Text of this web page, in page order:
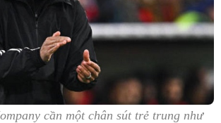
cần một chân sút trẻ trung như